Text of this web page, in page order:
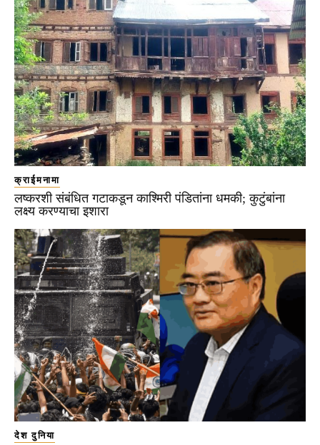
क्राईमनामा
लष्करशी संबंधित गटाकडून काश्मिरी पंडितांना धमकी; कुटुंबांना
लक्ष्य करण्याचा इशारा
देश दुनिया